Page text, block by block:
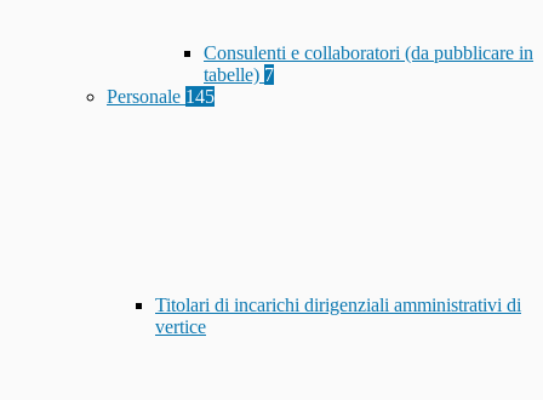
Consulenti e collaboratori (da pubblicare in
tabelle) 7
Personale 145
Titolari di incarichi dirigenziali amministrativi di
vertice